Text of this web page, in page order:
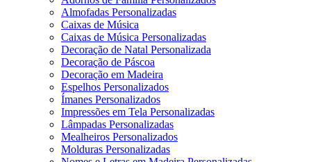
Almofadas Personalizadas
Caixas de Música
Caixas de Música Personalizadas
Decoração de Natal Personalizada
Decoração de Páscoa
Decoração em Madeira
Espelhos Personalizados
Ímanes Personalizados
Impressões em Tela Personalizadas
Lâmpadas Personalizadas
Mealheiros Personalizados
Molduras Personalizadas